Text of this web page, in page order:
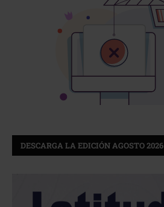
DESCARGA LA EDICIÓN AGOSTO 2026